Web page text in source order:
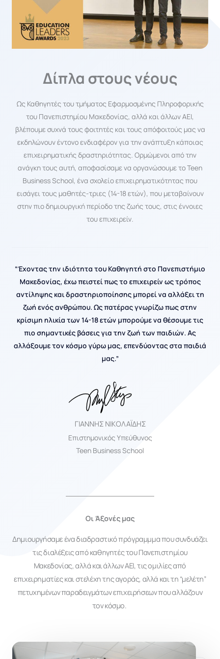
Δίπλα στους νέους
Ως Καθηγητές του τμήματος Εφαρμοσμένης Πληροφορικής
του Πανεπιστημίου Μακεδονίας, αλλά και άλλων ΑΕΙ,
βλέπουμε συχνά τους φοιτητές και τους απόφοιτούς μας να
εκδηλώνουν έντονο ενδιαφέρον για την ανάπτυξη κάποιας
επιχειρηματικής δραστηριότητας. Ορμώμενοι από την
ανάγκη τους αυτή, αποφασίσαμε να οργανώσουμε το Teen
Business School, ένα σχολείο επιχειρηματικότητας που
εισάγει τους μαθητές-τριες (14-18 ετών), που μεταβαίνουν
στην πιο δημιουργική περίοδο της ζωής τους, στις έννοιες
του επιχειρείν.
“Έχοντας την ιδιότητα του Καθηγητή στο Πανεπιστήμιο
Μακεδονίας, έχω πειστεί πως το επιχειρείν ως τρόπος
αντίληψης και δραστηριοποίησης μπορεί να αλλάξει τη
ζωή ενός ανθρώπου. Ως πατέρας γνωρίζω πως στην
κρίσιμη ηλικία των 14-18 ετών μπορούμε να θέσουμε τις
πιο σημαντικές βάσεις για την ζωή των παιδιών. Ας
αλλάξουμε τον κόσμο γύρω μας, επενδύοντας στα παιδιά
μας.”
ΓΙΑΝΝΗΣ ΝΙΚΟΛΑΪΔΗΣ
Επιστημονικός Υπεύθυνος
Teen Business School
Οι Άξονές μας
Δημιουργήσαμε ένα διαδραστικό πρόγραμμμα που συνδυάζει
τις διαλέξεις από καθηγητές του Πανεπιστημίου
Μακεδονίας, αλλά και άλλων ΑΕΙ, τις ομιλίες από
επιχειρηματίες και στελέχη της αγοράς, αλλά και τη “μελέτη”
πετυχημένων παραδειγμάτων επιχειρήσεων που αλλάζουν
τον κόσμο.